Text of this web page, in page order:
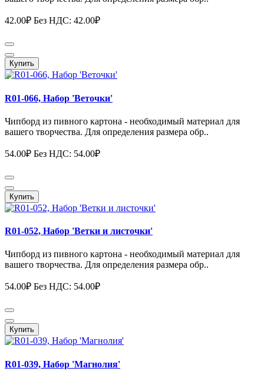
42.00₽ Без НДС: 42.00₽
Купить
R01-066, Набор 'Веточки'
Чипборд из пивного картона - необходимый материал для
вашего творчества. Для определения размера обр..
54.00₽ Без НДС: 54.00₽
Купить
R01-052, Набор 'Ветки и листочки'
Чипборд из пивного картона - необходимый материал для
вашего творчества. Для определения размера обр..
54.00₽ Без НДС: 54.00₽
Купить
R01-039, Набор 'Магнолия'